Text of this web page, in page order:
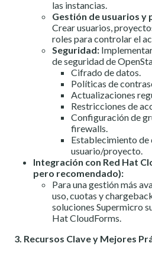
las instancias.
Gestión de usuarios
Crear usuarios,
roles para controlar el
Seguridad:
de seguridad de
Cifrado de datos.
Políticas de
Actualizaciones
Restricciones de
Configuración de
firewalls.
Establecimiento de
usuario/proyecto.
Integración con Red Hat
pero recomendado):
Para una gestión más
uso, cuotas y
soluciones Supermicro
Hat CloudForms.
3. Recursos Clave y Mejores